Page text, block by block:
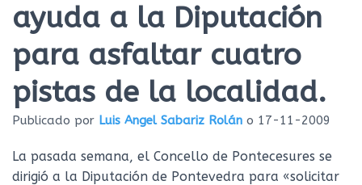
ayuda a la Diputación
para asfaltar cuatro
pistas de la localidad.
Publicado por Luis Angel Sabariz Rolán o 17-11-2009
La pasada semana, el Concello de Pontecesures se
dirigió a la Diputación de Pontevedra para «solicitar